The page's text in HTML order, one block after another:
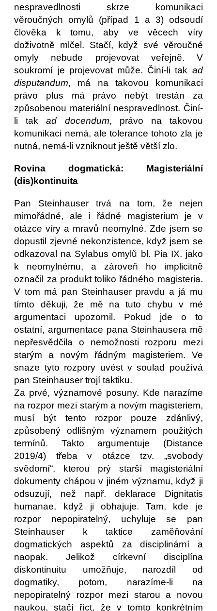
nespravedlnosti skrze komunikaci
věroučných omylů (případ 1 a 3) odsoudí
člověka k tomu, aby ve věcech víry
doživotně mlčel. Stačí, když své věroučné
omyly nebude projevovat veřejně. V
soukromí je projevovat může. Činí-li tak ad
disputandum, má na takovou komunikaci
právo plus má právo nebýt trestán za
způsobenou materiální nespravedlnost. Činí-
li takad docendum, právo na takovou
komunikaci nemá, ale tolerance tohoto zla je
nutná, nemá-li vzniknout ještě větší zlo.
Rovina dogmatická: Magisteriální
(dis)kontinuita
Pan Steinhauser trvá na tom, že nejen
mimořádné, ale i řádné magisterium je v
otázce víry a mravů neomylné. Zde jsem se
dopustil zjevné nekonzistence, když jsem se
odkazoval na Sylabus omylů bl. Pia IX. jako
k neomylnému, a zároveň ho implicitně
označil za produkt toliko řádného magisteria.
V tom má pan Steinhauser pravdu a já mu
tímto děkuji, že mě na tuto chybu v mé
argumentaci upozornil. Pokud jde o to
ostatní, argumentace pana Steinhausera mě
nepřesvědčila o nemožnosti rozporu mezi
starým a novým řádným magisteriem. Ve
snaze tyto rozpory uvést v soulad používá
pan Steinhauser trojí taktiku.
Za prvé, významové posuny. Kde narazíme
na rozpor mezi starým a novým magisteriem,
musí být tento rozpor pouze zdánlivý,
způsobený odlišným významem použitých
termínů. Takto argumentuje (Distance
2019/4) třeba v otázce tzv. „svobody
svědomí“, kterou prý starší magisteriální
dokumenty chápou v jiném významu, když ji
odsuzují, než např. deklarace Dignitatis
humanae, když ji obhajuje. Tam, kde je
rozpor nepopiratelný, uchyluje se pan
Steinhauser k taktice zaměňování
dogmatických aspektů za disciplinární a
naopak. Jelikož církevní disciplína
diskontinuitu umožňuje, narozdíl od
dogmatiky, potom, narazíme-li na
nepopiratelný rozpor mezi starou a novou
naukou, stačí říct, že v tomto konkrétním